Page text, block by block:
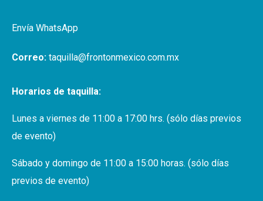
Envía WhatsApp
Correo: taquilla@frontonmexico.com.mx
Horarios de taquilla:
Lunes a viernes de 11:00 a 17:00 hrs. (sólo días previos
de evento)
Sábado y domingo de 11:00 a 15:00 horas. (sólo días
previos de evento)